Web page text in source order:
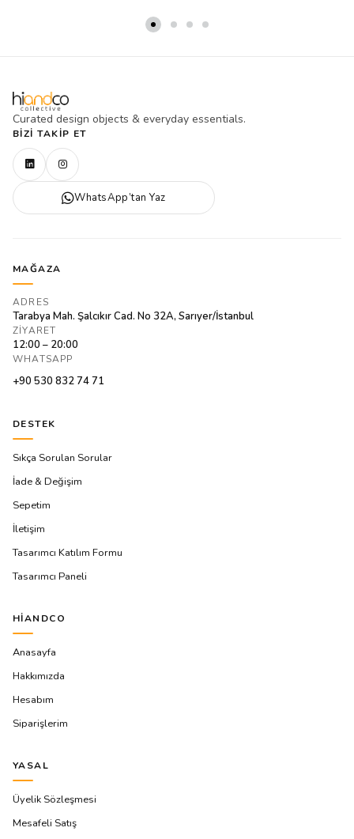
Curated design objects & everyday essentials.
BIZI TAKIP ET
WhatsApp’tan Yaz
MAĞAZA
ADRES
Tarabya Mah. Şalcıkır Cad. No 32A, Sarıyer/İstanbul
ZIYARET
12:00 – 20:00
WHATSAPP
+90 530 832 74 71
DESTEK
Sıkça Sorulan Sorular
İade & Değişim
Sepetim
İletişim
Tasarımcı Katılım Formu
Tasarımcı Paneli
HIANDCO
Anasayfa
Hakkımızda
Hesabım
Siparişlerim
YASAL
Üyelik Sözleşmesi
Mesafeli Satış